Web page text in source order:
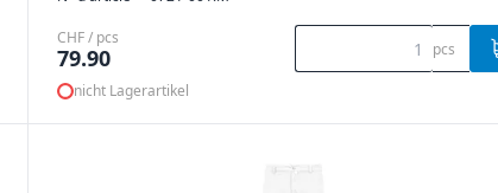
CHF / pcs
79.90 pcs
nicht Lagerartikel